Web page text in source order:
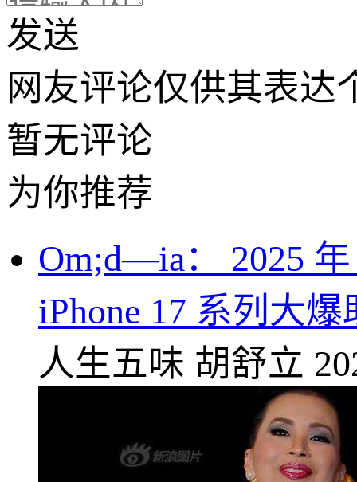
发送
网友评论仅供其表达
暂无评论
为你推荐
Om;d—ia： 2025
iPhone 17 系列大
人生五味 胡舒立